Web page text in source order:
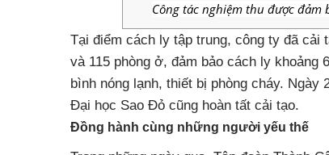
Công tác nghiệm thu được
Tại điểm cách ly tập trung, công ty đã cải
và 115 phòng ở, đảm bảo cách ly khoảng
bình nóng lạnh, thiết bị phòng cháy.
Đại học Sao Đỏ cũng hoàn tất cải tạo.
Đồng hành cùng những người yếu thế